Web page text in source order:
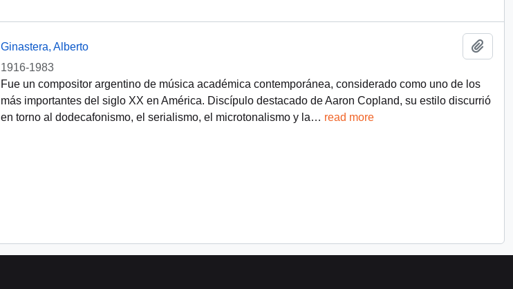
Ginastera, Alberto
1916-1983
Fue un compositor argentino de música académica contemporánea, considerado como uno de los
más importantes del siglo XX en América. Discípulo destacado de Aaron Copland, su estilo discurrió
en torno al dodecafonismo, el serialismo, el microtonalismo y la… read more